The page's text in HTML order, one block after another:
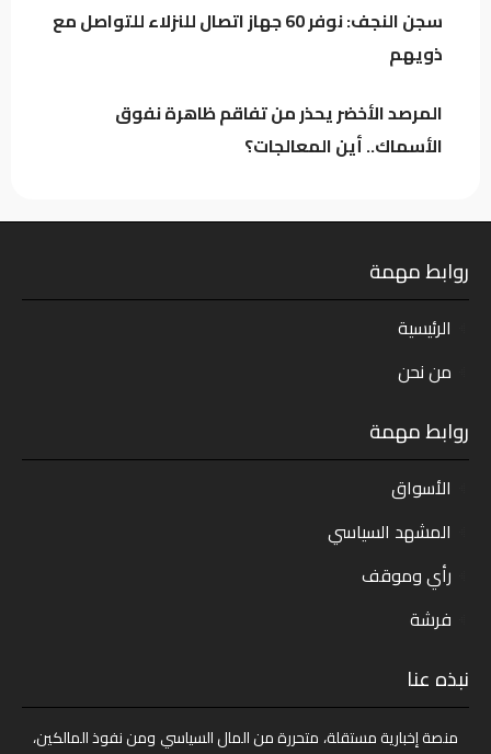
السوق النفطيسجن النجف: نوفر 60 جهاز اتصال للنزلاء للتواصل مع
ذويهم
المرصد الأخضر يحذر من تفاقم ظاهرة نفوق
الأسماك.. أين المعالجات؟
روابط مهمة
الرئيسية
من نحن
روابط مهمة
الأسواق
المشهد السياسي
رأي وموقف
فرشة
نبذه عنا
منصة إخبارية مستقلة، متحررة من المال السياسي ومن نفوذ المالكين،